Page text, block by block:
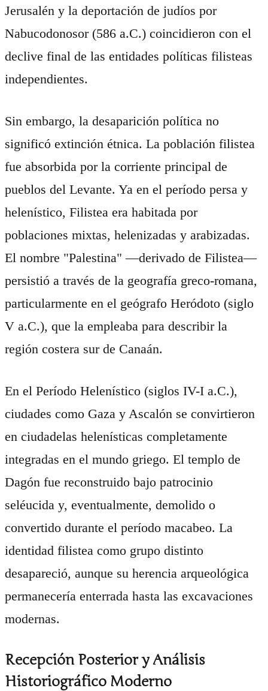
Jerusalén y la deportación de judíos por
Nabucodonosor (586 a.C.) coincidieron con el
declive final de las entidades políticas filisteas
independientes.
Sin embargo, la desaparición política no
significó extinción étnica. La población filistea
fue absorbida por la corriente principal de
pueblos del Levante. Ya en el período persa y
helenístico, Filistea era habitada por
poblaciones mixtas, helenizadas y arabizadas.
El nombre "Palestina" —derivado de Filistea—
persistió a través de la geografía greco-romana,
particularmente en el geógrafo Heródoto (siglo
V a.C.), que la empleaba para describir la
región costera sur de Canaán.
En el Período Helenístico (siglos IV-I a.C.),
ciudades como Gaza y Ascalón se convirtieron
en ciudadelas helenísticas completamente
integradas en el mundo griego. El templo de
Dagón fue reconstruido bajo patrocinio
seléucida y, eventualmente, demolido o
convertido durante el período macabeo. La
identidad filistea como grupo distinto
desapareció, aunque su herencia arqueológica
permanecería enterrada hasta las excavaciones
modernas.
Recepción Posterior y Análisis
Historiográfico Moderno